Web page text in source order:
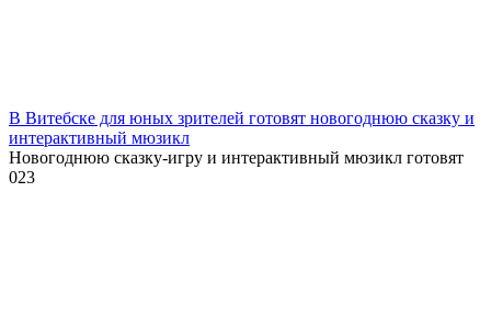
В Витебске для юных зрителей готовят новогоднюю сказку и
интерактивный мюзикл
Новогоднюю сказку-игру и интерактивный мюзикл готовят
023